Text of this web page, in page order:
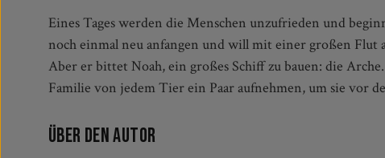
Eines Tages werden die Menschen unzufrieden und
noch einmal neu anfangen und will mit einer großen Flut
Aber er bittet Noah, ein großes Schiff zu bauen: die
Familie von jedem Tier ein Paar aufnehmen, um sie vor
schützen. Nach Genesis 6,5 - 9,17. - Die Mini-
sind bei Kindern allseits beliebt und eignen sich deshalb
oder als Mitgebsel für die Kindergruppe
Über den Autor